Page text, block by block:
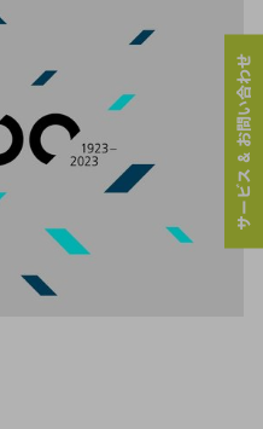
サービス & お問い合わせ